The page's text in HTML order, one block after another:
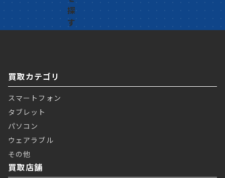
買取カテゴリ
スマートフォン
タブレット
パソコン
ウェアラブル
その他
買取店舗